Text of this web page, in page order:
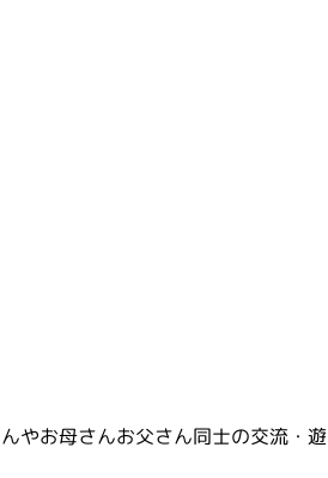
やお母さんお父さん同士の交流・遊